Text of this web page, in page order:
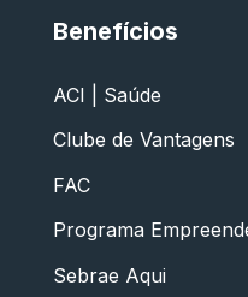
Benefícios
ACI | Saúde
Clube de Vantagens
FAC
Programa
Sebrae Aqui